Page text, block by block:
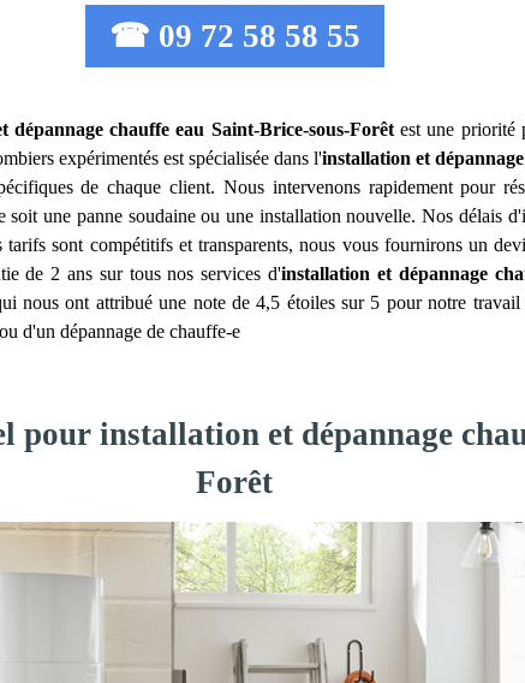
☎ 09 72 58 58 55
dépannage chauffe eau Saint-Brice-sous-Forêtest une priorité
expérimentés est spécialisée dans l'installation et
de chaque client. Nous intervenons rapidement pour
soit une panne soudaine ou une installation nouvelle. Nos délais
sont compétitifs et transparents, nous vous fournirons un
de 2 ans sur tous nos services d'installation et dépannage
nous ont attribué une note de 4,5 étoiles sur 5 pour notre travail
d'un dépannage de chauffe-e
installation et dépannage
Forêt